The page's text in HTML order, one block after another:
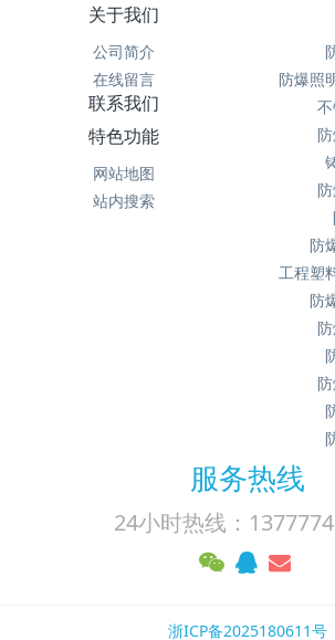
关于我们
公司简介
在线留言
防爆照
防
工程塑
防
联系我们
特色功能
网站地图
站内搜索
服务热线
24小时热线：
浙ICP备2025180611号